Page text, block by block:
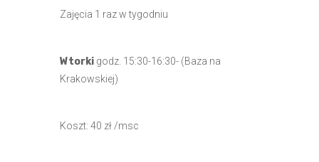
Zajęcia 1 raz w tygodniu
Wtorki godz. 15:30-16:30- (Baza na
Krakowskiej)
Koszt: 40 zł /msc